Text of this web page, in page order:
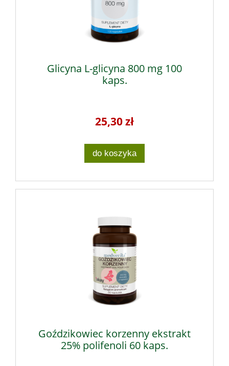
Glicyna L-glicyna 800 mg 100
kaps.
25,30 zł
do koszyka
Goździkowiec korzenny ekstrakt
25% polifenoli 60 kaps.